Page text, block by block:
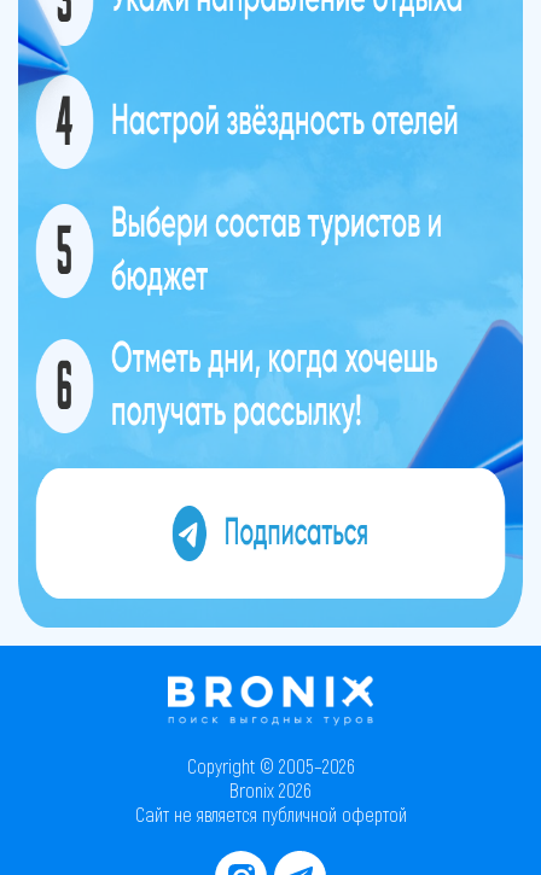
Copyright © 2005–2026
Bronix 2026
Сайт не является публичной офертой